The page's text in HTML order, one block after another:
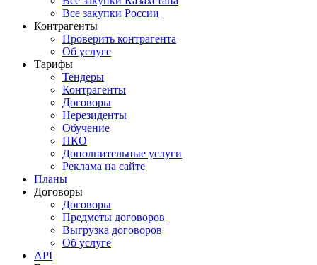
Все закупки России
Контрагенты
Проверить контрагента
Об услуге
Тарифы
Тендеры
Контрагенты
Договоры
Нерезиденты
Обучение
ПКО
Дополнительные услуги
Реклама на сайте
Планы
Договоры
Договоры
Предметы договоров
Выгрузка договоров
Об услуге
API